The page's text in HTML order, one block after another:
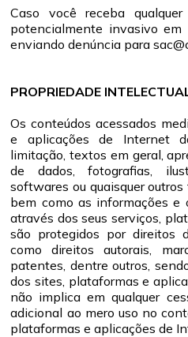
Caso você receba
potencialmente invasivo em
enviando denúncia para
PROPRIEDADE
Os conteúdos acessados
e aplicações de Internet
limitação, textos em geral,
de dados, fotografias,
softwares ou quaisquer
bem como as informações e
através dos seus serviços,
são protegidos por direitos
como direitos autorais,
patentes, dentre outros,
dos sites, plataformas e
não implica em qualquer
adicional ao mero uso no
plataformas e aplicações de